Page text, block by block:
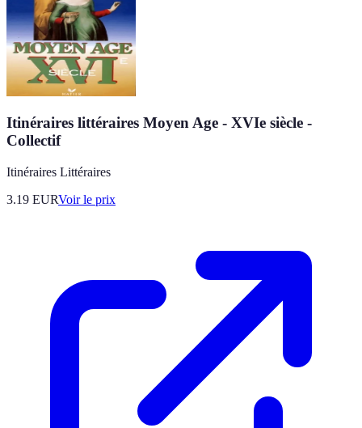
Itinéraires littéraires Moyen Age - XVIe siècle -
Collectif
Itinéraires Littéraires
3.19 EURVoir le prix